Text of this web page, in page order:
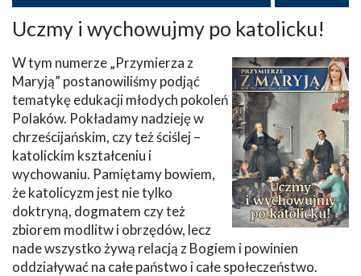
Uczmy i wychowujmy po katolicku!
W tym numerze „Przymierza z
Maryją” postanowiliśmy podjąć
tematykę edukacji młodych pokoleń
Polaków. Pokładamy nadzieję w
chrześcijańskim, czy też ściślej –
katolickim kształceniu i
wychowaniu. Pamiętamy bowiem,
że katolicyzm jest nie tylko
doktryną, dogmatem czy też
zbiorem modlitw i obrzędów, lecz
nade wszystko żywą relacją z Bogiem i powinien
oddziaływać na całe państwo i całe społeczeństwo.